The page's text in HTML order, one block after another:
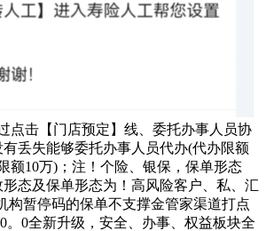
点击【门店预定】线、委托办事人员协
丢失能够委托办事人员代办(代办限额
额10万)；注！个险、银保，保单形态
态及保单形态为！高风险客户、私、汇
构暂停码的保单不支撑金管家渠道打点
。0全新升级，安全、办事、权益板块全